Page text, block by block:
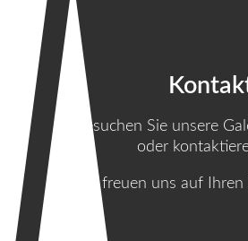
Besuchen Sie unsere
oder
Wir freuen uns auf